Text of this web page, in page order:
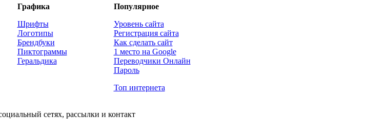
Графика
Шрифты
Логотипы
Брендбуки
Пиктограммы
Геральдика
Популярное
Уровень сайта
Регистрация сайта
Как сделать сайт
1 место на Google
Переводчики Онлайн
Пароль
Топ интернета
сетях, рассылки и контакт